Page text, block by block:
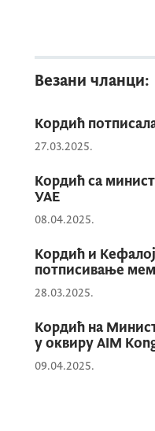
разматране су
унапређење
интересу преко
туристичке
предсједавајућа
Везани чланци:
Кордић
27.03.2025.
Кордић са
УАЕ
08.04.2025.
Кордић и
потписивање
28.03.2025.
Кордић на
у оквиру AIM
09.04.2025.